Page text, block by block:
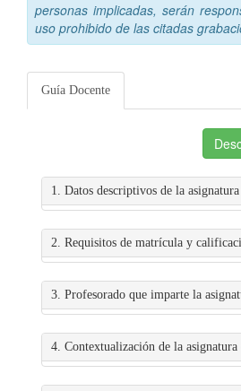
personas implicadas, serán
uso prohibido de las citadas
Guía Docente
1. Datos descriptivos de la asignatura
2. Requisitos de matrícula y
3. Profesorado que imparte la
4. Contextualización de la